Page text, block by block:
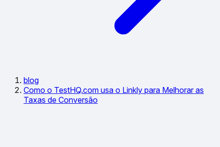
blog
Como o TestHQ.com usa o Linkly para Melhorar as
Taxas de Conversão